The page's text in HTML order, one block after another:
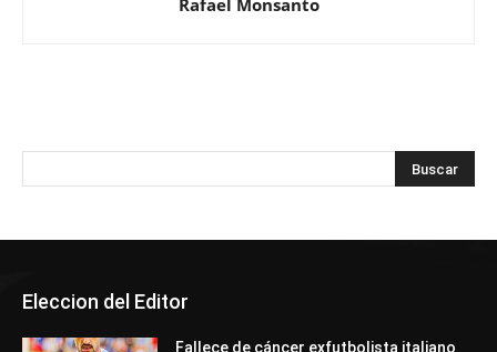
Eleccion del Editor
Fallece de cáncer exfutbolista italiano